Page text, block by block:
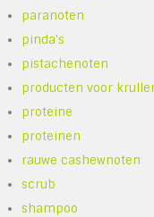
paranoten
pinda's
pistachenoten
producten voor
proteine
proteinen
rauwe cashewnoten
scrub
shampoo